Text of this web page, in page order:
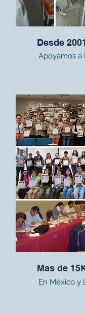
Desde 2001
Apoyamos a
Mas de
En México y